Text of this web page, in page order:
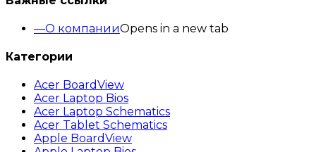
О компанииOpens in a new tab
Категории
Acer BoardView
Acer Laptop Bios
Acer Laptop Schematics
Acer Tablet Schematics
Apple BoardView